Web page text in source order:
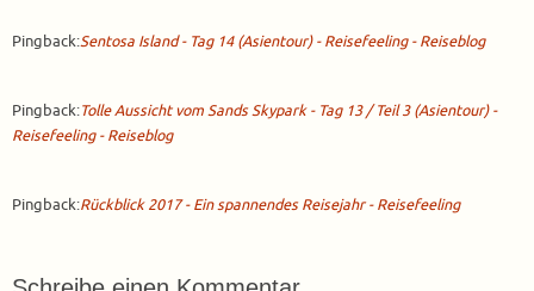
Pingback:Sentosa Island - Tag 14 (Asientour) - Reisefeeling - Reiseblog
Pingback:Tolle Aussicht vom Sands Skypark - Tag 13 / Teil 3 (Asientour) -
Reisefeeling - Reiseblog
Pingback:Rückblick 2017 - Ein spannendes Reisejahr - Reisefeeling